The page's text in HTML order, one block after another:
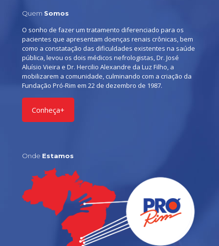
Quem Somos
O sonho de fazer um tratamento diferenciado para os
pacientes que apresentam doenças renais crônicas, bem
como a constatação das dificuldades existentes na saúde
pública, levou os dois médicos nefrologistas, Dr. José
Aluísio Vieira e Dr. Hercilio Alexandre da Luz Filho, a
mobilizarem a comunidade, culminando com a criação da
Fundação Pró-Rim em 22 de dezembro de 1987.
Conheça+
Onde Estamos